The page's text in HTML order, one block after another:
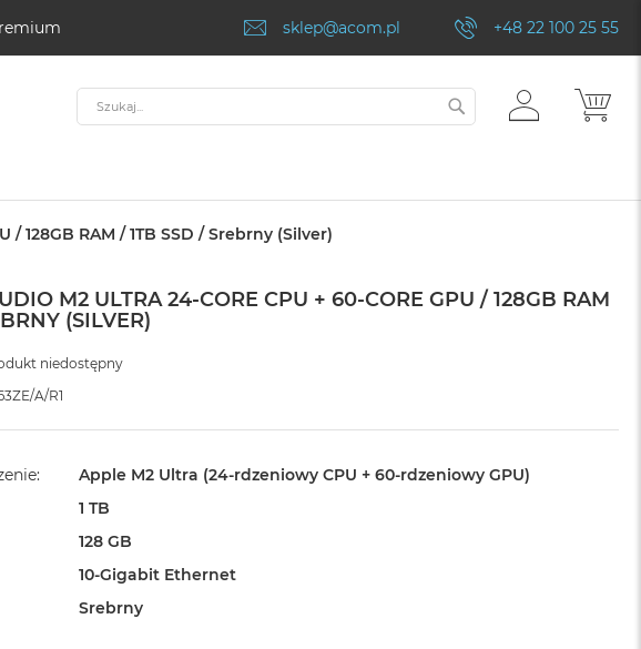
sklep@acom.pl +48 22 100 25 55
ZALOGUJ
SIĘ
Szukaj SZUKAJ
128GB RAM / 1TB SSD / Srebrny (Silver)
M2 ULTRA 24-CORE CPU + 60-CORE GPU / 128GB RAM
(SILVER)
niedostępny
A/R1
Apple M2 Ultra (24-rdzeniowy CPU + 60-rdzeniowy GPU)
1 TB
128 GB
10-Gigabit Ethernet
Srebrny